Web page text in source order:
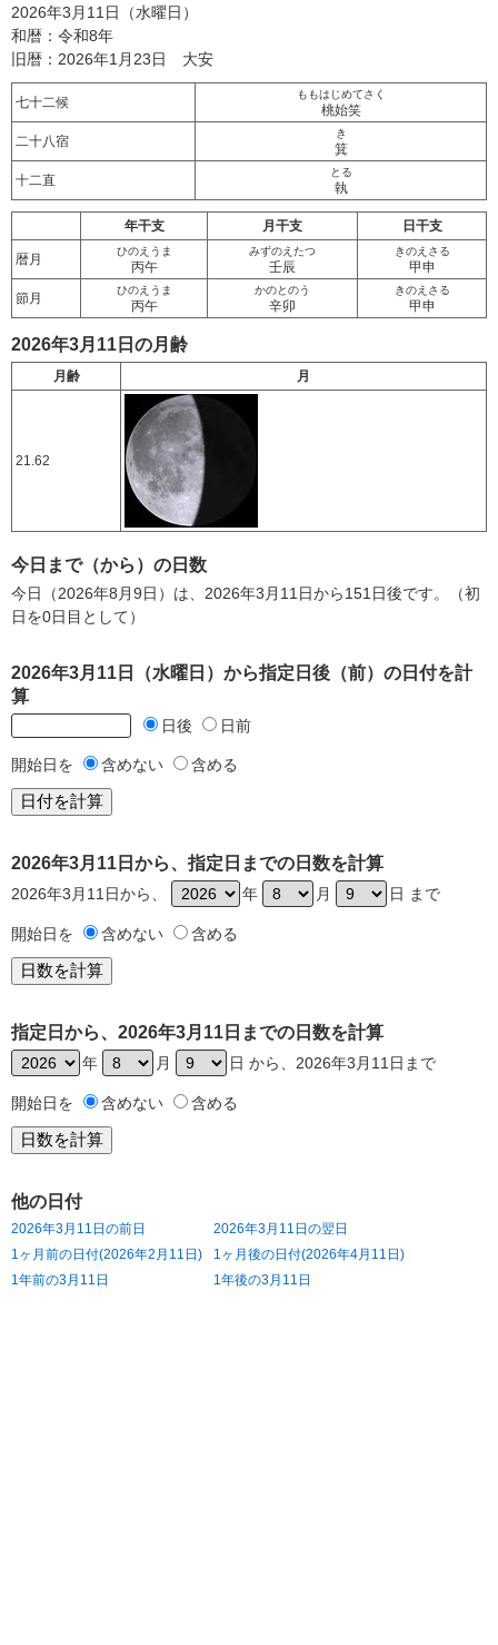
2026年3月11日（水曜日）
和暦：令和8年
旧暦：2026年1月23日 大安
七十二候
ももはじめてさく
桃始笑
二十八宿
き
箕
十二直
とる
執
年干支 月干支 日干支
暦月
ひのえうま
丙午
みずのえたつ
壬辰
きのえさる
甲申
節月
ひのえうま
丙午
かのとのう
辛卯
きのえさる
甲申
2026年3月11日の月齢
月齢 月
21.62
今日まで（から）の日数
今日（2026年8月9日）は、2026年3月11日から151日後です。（初
日を0日目として）
2026年3月11日（水曜日）から指定日後（前）の日付を計
算
日後 日前
開始日を 含めない 含める
2026年3月11日から、指定日までの日数を計算
2026年3月11日から、 年 月 日 まで
開始日を 含めない 含める
指定日から、2026年3月11日までの日数を計算
年 月 日 から、2026年3月11日まで
開始日を 含めない 含める
他の日付
2026年3月11日の前日
2026年3月11日の翌日
1ヶ月前の日付(2026年2月11日)
1ヶ月後の日付(2026年4月11日)
1年前の3月11日
1年後の3月11日